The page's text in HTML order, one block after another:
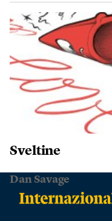
Sveltine
Dan Savage